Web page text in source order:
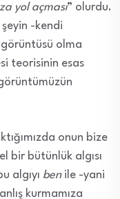
yol açması” olurdu.
-kendi
görüntüsü olma
teorisinin esas
onun bize
bir bütünlük algısı
algıyı benile -yani
kurmamıza